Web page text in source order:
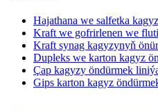
Hajathana we salfetka
Kraft we gofrirlenen we
Kraft synag kagyzynyň
Dupleks we karton kagyz
Çap kagyzy öndürmek
Gips karton kagyz